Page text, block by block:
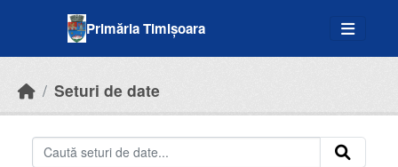
Primăria Timișoara
Seturi de date